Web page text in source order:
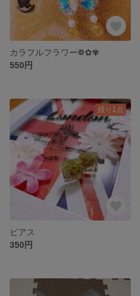
カラフルフラワー❁✿✾
550円
残り1点
ピアス
350円